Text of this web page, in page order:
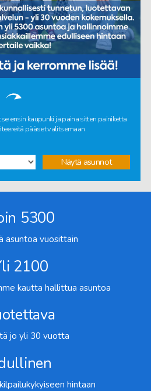
ensin kaupunki ja paina sitten painiketta
pääset valitsemaan
Näytä asunnot
5300
asuntoa vuosittain
2100
kautta hallittua asuntoa
jo yli 30 vuotta
hintaan